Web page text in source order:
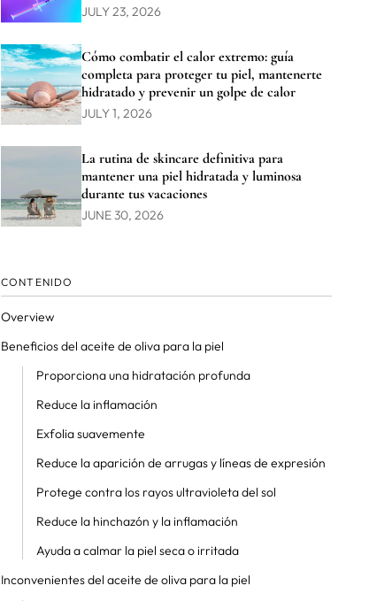
JULY 23, 2026
Cómo combatir el calor extremo: guía
completa para proteger tu piel, mantenerte
hidratado y prevenir un golpe de calor
JULY 1, 2026
La rutina de skincare definitiva para
mantener una piel hidratada y luminosa
durante tus vacaciones
JUNE 30, 2026
CONTENIDO
Overview
Beneficios del aceite de oliva para la piel
Proporciona una hidratación profunda
Reduce la inflamación
Exfolia suavemente
Reduce la aparición de arrugas y líneas de expresión
Protege contra los rayos ultravioleta del sol
Reduce la hinchazón y la inflamación
Ayuda a calmar la piel seca o irritada
Inconvenientes del aceite de oliva para la piel